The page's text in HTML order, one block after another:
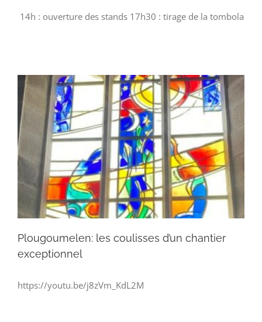
14h : ouverture des stands 17h30 : tirage de la tombola
Plougoumelen: les coulisses d’un chantier
exceptionnel
https://youtu.be/j8zVm_KdL2M